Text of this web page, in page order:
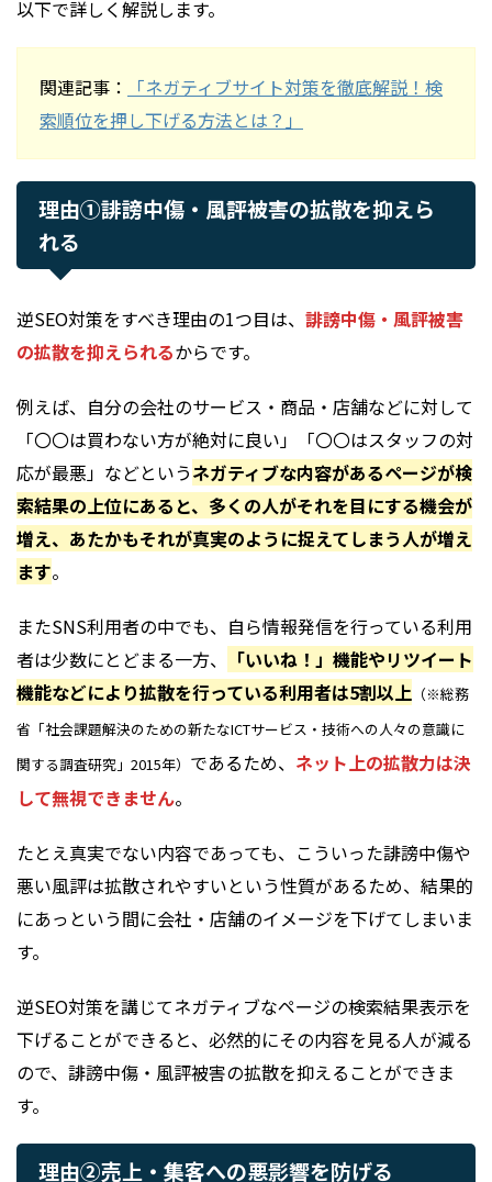
以下で詳しく解説します。
関連記事：
「ネガティブサイト対策を徹底解説！検
索順位を押し下げる方法とは？」
理由①誹謗中傷・風評被害の拡散を抑えら
れる
逆SEO対策をすべき理由の1つ目は、 誹謗中傷・風評被害
の拡散を抑えられるからです。
例えば、自分の会社のサービス・商品・店舗などに対して
「〇〇は買わない方が絶対に良い」「〇〇はスタッフの対
応が最悪」などというネガティブな内容があるページが検
索結果の上位にあると、多くの人がそれを目にする機会が
増え、あたかもそれが真実のように捉えてしまう人が増え
ます。
またSNS利用者の中でも、自ら情報発信を行っている利用
者は少数にとどまる一方、
「いいね！」機能やリツイート
機能などにより拡散を行っている利用者は5割以上 （※総務
省「社会課題解決のための新たなICTサービス・技術への人々の意識に
関する調査研究」2015年） であるため、 ネット上の拡散力は決
して無視できません。
たとえ真実でない内容であっても、こういった誹謗中傷や
悪い風評は拡散されやすいという性質があるため、結果的
にあっという間に会社・店舗のイメージを下げてしまいま
す。
逆SEO対策を講じてネガティブなページの検索結果表示を
下げることができると、必然的にその内容を見る人が減る
ので、誹謗中傷・風評被害の拡散を抑えることができま
す。
理由②売上・集客への悪影響を防げる